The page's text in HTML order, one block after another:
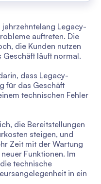
Legacy-
auftreten. Die
die Kunden nutzen
läuft normal.
dass Legacy-
für das Geschäft
technischen Fehler
die Bereitstellungen
steigen, und
Zeit mit der Wartung
Funktionen. Im
technische
in ein